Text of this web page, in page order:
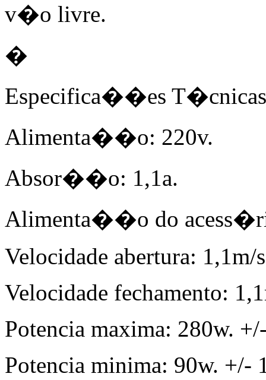
v�o livre.
�
Especifica��es
Alimenta��o: 220v.
Absor��o: 1,1a.
Alimenta��o do
Velocidade abertura:
Velocidade fechamento:
Potencia maxima: 280w.
Potencia minima: 90w. +/-